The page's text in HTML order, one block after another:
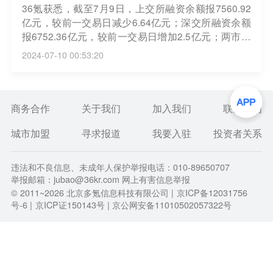
36氪获悉，截至7月9日，上交所融资余额报7560.92
亿元，较前一交易日减少6.64亿元；深交所融资余额
报6752.36亿元，较前一交易日增加2.5亿元；两市合
计14313.28亿元，较前一交易日减少4.14亿元。
2024-07-10 00:53:20
商务合作 关于我们 加入我们
联系我们
城市加盟
寻求报道 我要入驻 投资者关系
违法和不良信息、未成年人保护举报电话：010-89650707
举报邮箱：jubao@36kr.com 网上有害信息举报
© 2011~2026北京多氪信息科技有限公司 | 京ICP备12031756
号-6 | 京ICP证150143号 | 京公网安备11010502057322号